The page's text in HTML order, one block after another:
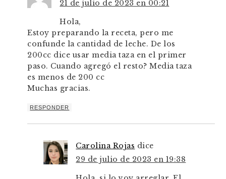
21 de julio de 2023 en 00:21
Hola,
Estoy preparando la receta, pero me
confunde la cantidad de leche. De los
200cc dice usar media taza en el primer
paso. Cuando agregó el resto? Media taza
es menos de 200 cc
Muchas gracias.
RESPONDER
Carolina Rojas dice
29 de julio de 2023 en 19:38